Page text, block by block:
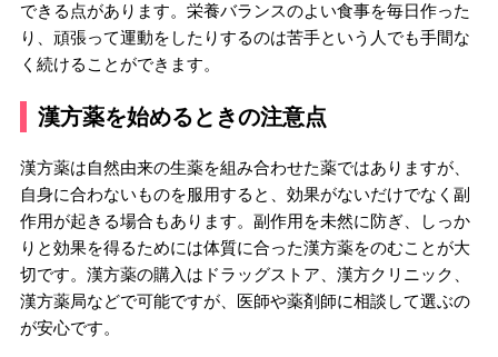
できる点があります。栄養バランスのよい食事を毎日作った
り、頑張って運動をしたりするのは苦手という人でも手間な
く続けることができます。
漢方薬を始めるときの注意点
漢方薬は自然由来の生薬を組み合わせた薬ではありますが、
自身に合わないものを服用すると、効果がないだけでなく副
作用が起きる場合もあります。副作用を未然に防ぎ、しっか
りと効果を得るためには体質に合った漢方薬をのむことが大
切です。漢方薬の購入はドラッグストア、漢方クリニック、
漢方薬局などで可能ですが、医師や薬剤師に相談して選ぶの
が安心です。